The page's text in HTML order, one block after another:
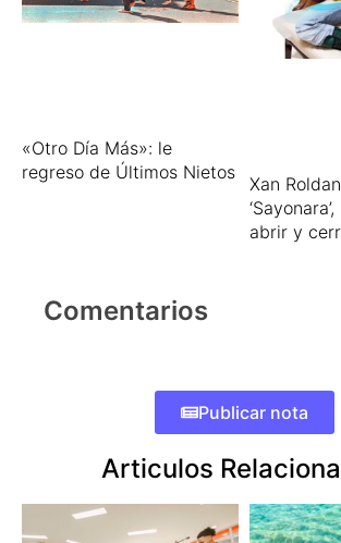
«Otro Día Más»: le
regreso de Últimos Nietos
Xan
abrir y
Comentarios
Publicar nota
Articulos